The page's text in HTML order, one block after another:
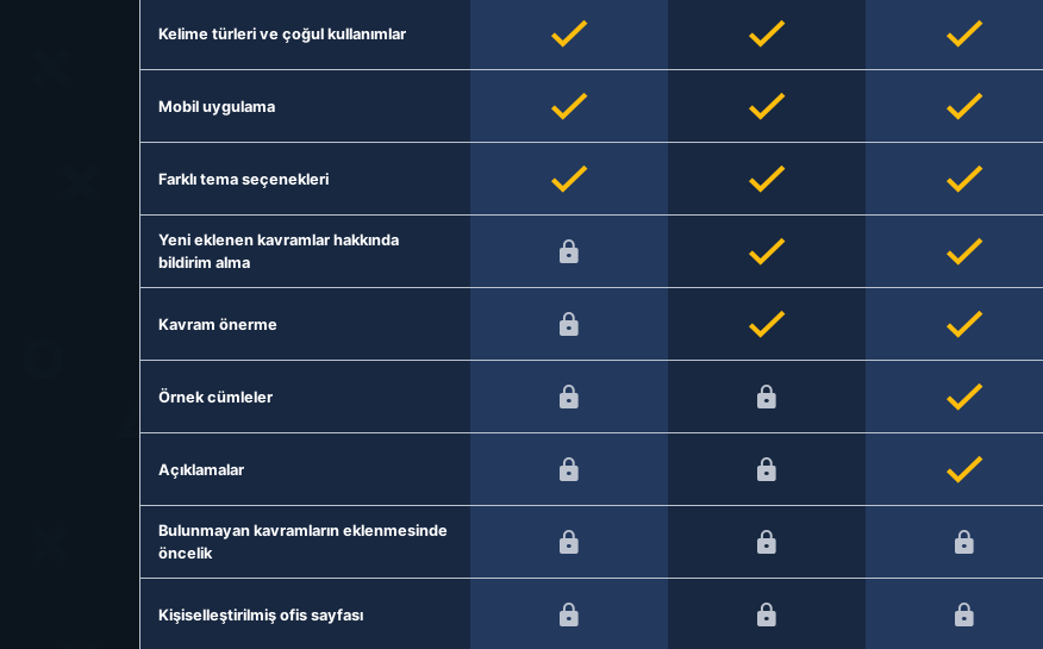
Kelime türleri ve çoğul kullanımlar
Mobil uygulama
Farklı tema seçenekleri
Yeni eklenen kavramlar hakkında
bildirim alma
Kavram önerme
Örnek cümleler
Açıklamalar
Bulunmayan kavramların eklenmesinde
öncelik
Kişiselleştirilmiş ofis sayfası